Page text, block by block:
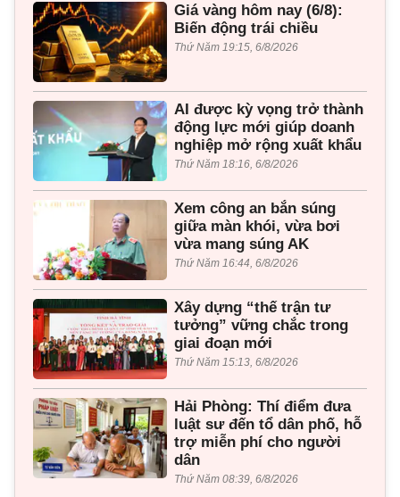
Giá vàng hôm nay (6/8):
Biến động trái chiều
Thứ Năm 19:15, 6/8/2026
AI được kỳ vọng trở thành
động lực mới giúp doanh
nghiệp mở rộng xuất khẩu
Thứ Năm 18:16, 6/8/2026
Xem công an bắn súng
giữa màn khói, vừa bơi
vừa mang súng AK
Thứ Năm 16:44, 6/8/2026
Xây dựng “thế trận tư
tưởng” vững chắc trong
giai đoạn mới
Thứ Năm 15:13, 6/8/2026
Hải Phòng: Thí điểm đưa
luật sư đến tổ dân phố, hỗ
trợ miễn phí cho người
dân
Thứ Năm 08:39, 6/8/2026